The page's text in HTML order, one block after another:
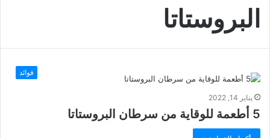
البروستاتا
فوائد
يناير 14, 2022
5 أطعمة للوقاية من سرطان البروستاتا